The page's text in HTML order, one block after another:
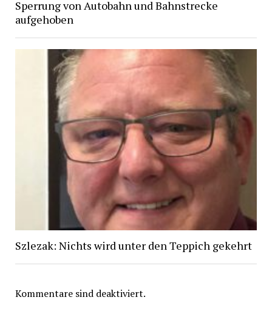
Sperrung von Autobahn und Bahnstrecke
aufgehoben
Szlezak: Nichts wird unter den Teppich gekehrt
Kommentare sind deaktiviert.